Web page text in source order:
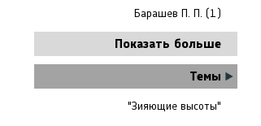
Барашев П. П. (1)
Показать больше
Темы
"Зияющие высоты"